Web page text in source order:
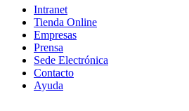
Intranet
Tienda Online
Empresas
Prensa
Sede Electrónica
Contacto
Ayuda